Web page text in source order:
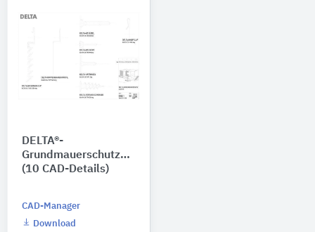
DELTA®-
Grundmauerschutzdetails
(10 CAD-Details)
CAD-Manager
Download